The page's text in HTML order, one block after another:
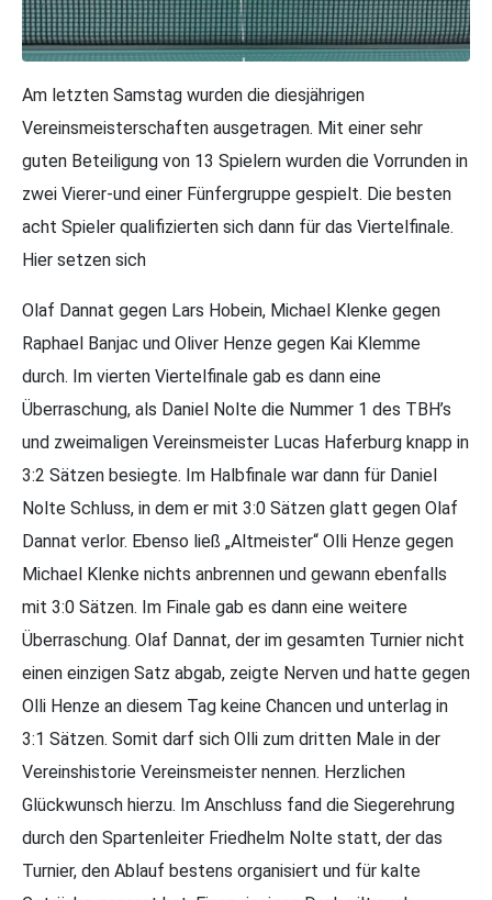
Am letzten Samstag wurden die diesjährigen
Vereinsmeisterschaften ausgetragen. Mit einer sehr
guten Beteiligung von 13 Spielern wurden die Vorrunden in
zwei Vierer-und einer Fünfergruppe gespielt. Die besten
acht Spieler qualifizierten sich dann für das Viertelfinale.
Hier setzen sich
Olaf Dannat gegen Lars Hobein, Michael Klenke gegen
Raphael Banjac und Oliver Henze gegen Kai Klemme
durch. Im vierten Viertelfinale gab es dann eine
Überraschung, als Daniel Nolte die Nummer 1 des TBH’s
und zweimaligen Vereinsmeister Lucas Haferburg knapp in
3:2 Sätzen besiegte. Im Halbfinale war dann für Daniel
Nolte Schluss, in dem er mit 3:0 Sätzen glatt gegen Olaf
Dannat verlor. Ebenso ließ „Altmeister“ Olli Henze gegen
Michael Klenke nichts anbrennen und gewann ebenfalls
mit 3:0 Sätzen. Im Finale gab es dann eine weitere
Überraschung. Olaf Dannat, der im gesamten Turnier nicht
einen einzigen Satz abgab, zeigte Nerven und hatte gegen
Olli Henze an diesem Tag keine Chancen und unterlag in
3:1 Sätzen. Somit darf sich Olli zum dritten Male in der
Vereinshistorie Vereinsmeister nennen. Herzlichen
Glückwunsch hierzu. Im Anschluss fand die Siegerehrung
durch den Spartenleiter Friedhelm Nolte statt, der das
Turnier, den Ablauf bestens organisiert und für kalte